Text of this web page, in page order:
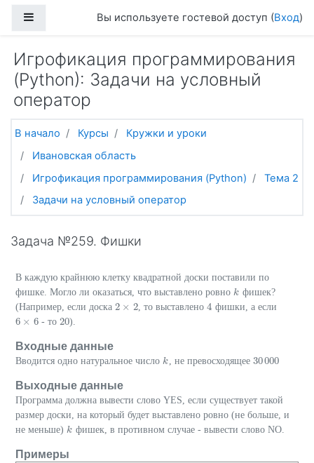
Боковая панельВы используете гостевой доступ (Вход)
Игрофикация программирования
(Python): Задачи на условный
оператор
В начало Курсы
Кружки и уроки
Ивановская область
Игрофикация программирования (Python)
Тема 2
Задачи на условный оператор
Задача №259. Фишки
В каждую крайнюю клетку квадратной доски поставили по
фишке. Могло ли оказаться, что выставлено ровно k
k фишек?
(Например, если доска 2 × 2
2 ×2 , то выставлено4
4 фишки, а если
6 × 6
6 ×6 - то20
20).
Входные данные
Вводится одно натуральное число k
k , не превосходящее 30000
30000
Выходные данные
Программа должна вывести слово YES, если существует такой
размер доски, на который будет выставлено ровно (не больше, и
не меньше) k
k фишек, в противном случае - вывести слово NO.
Примеры